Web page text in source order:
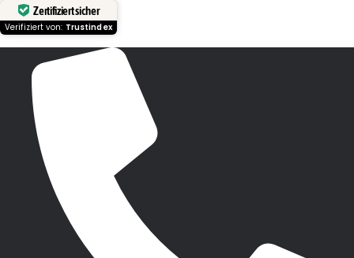
Zertifiziert sicher
Verifiziert von: Trustindex